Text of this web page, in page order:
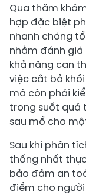
Qua thăm
hợp đặc biệt
nhanh chóng
nhằm đánh giá
khả năng can
việc cắt bỏ
mà còn phải
trong suốt quá
sau mổ cho
Sau khi phân
thống nhất
bảo đảm an
điểm cho người